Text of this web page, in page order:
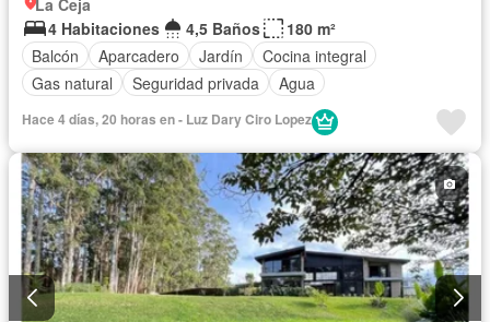
La Ceja
4 Habitaciones
4,5 Baños
180 m²
Balcón
Aparcadero Jardín
Cocina integral
Gas natural
Seguridad privada Agua
Hace 4 días, 20 horas en - Luz Dary Ciro Lopez